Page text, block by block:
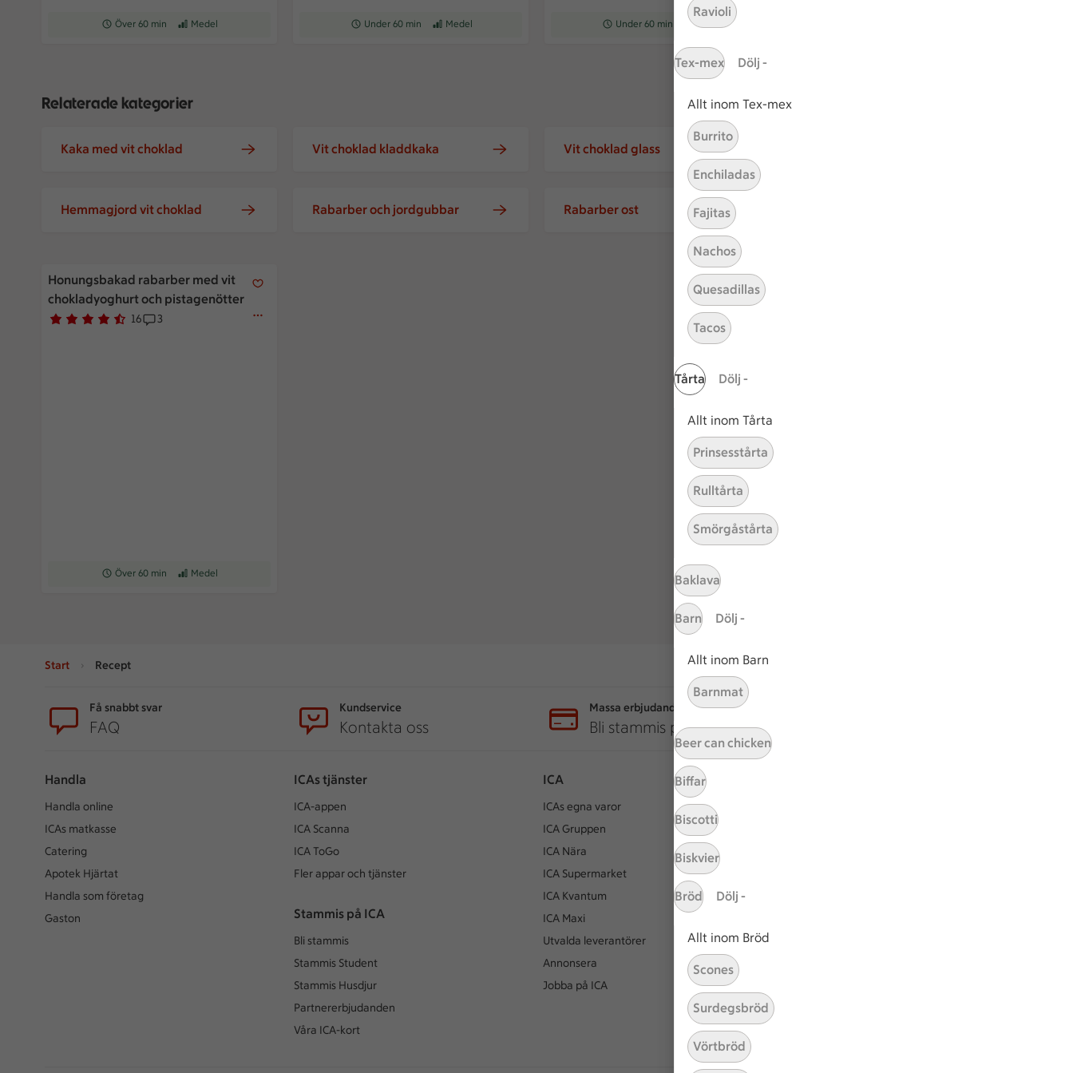
Ravioli
Tex-mex Dölj -
Allt inom Tex-mex
Burrito
Enchiladas
Fajitas
Nachos
Quesadillas
Tacos
Tårta Dölj -
Allt inom Tårta
Prinsesstårta
Rulltårta
Smörgåstårta
Baklava
Barn Dölj -
Allt inom Barn
Barnmat
Beer can chicken
Biffar
Biscotti
Biskvier
Bröd Dölj -
Allt inom Bröd
Scones
Surdegsbröd
Vörtbröd
Receptet tar Över 60 min att tillaga
Över 60 min Receptet har Medel svårighetsgrad
Medel Receptet tar Under 60 min att tillaga
Under 60 min Receptet har Medel svårighetsgrad
Medel Receptet tar Under 60 min att tillaga
Under 60 min Receptet har Medel svårighetsgrad
Medel
Relaterade kategorier
Kaka med vit choklad Vit choklad kladdkaka Vit choklad glass
Hemmagjord vit choklad Rabarber och jordgubbar Rabarber ost
Honungsbakad rabarber med vit
chokladyoghurt och pistagenötter
Betyg 4.6 av 5. 16
16 personer har röstatReceptet har 3 kommentarer
3
Receptet tar Över 60 min att tillaga
Över 60 min Receptet har Medel svårighetsgrad
Medel
Honungsbakad rabarber med vit chokladyoghurt och pistagenötter
Start Recept
Få snabbt svar
FAQ
Kundservice
Kontakta oss
Massa erbjudanden
Bli stammis på ICA
Handla
Handla online
ICAs matkasse
Catering
Apotek Hjärtat
Handla som företag
Gaston
ICAs tjänster
ICA-appen
ICA Scanna
ICA ToGo
Fler appar och tjänster
Stammis på ICA
Bli stammis
Stammis Student
Stammis Husdjur
Partnererbjudanden
Våra ICA-kort
ICA
ICAs egna varor
ICA Gruppen
ICA Nära
ICA Supermarket
ICA Kvantum
ICA Maxi
Utvalda leverantörer
Annonsera
Jobba på ICA